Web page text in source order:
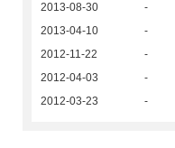
2013-08-30
-
2013-04-10
-
2012-11-22
-
2012-04-03
-
2012-03-23
-